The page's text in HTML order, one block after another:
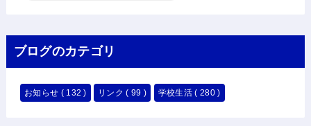
ブログのカテゴリ
お知らせ ( 132 ) リンク( 99 ) 学校生活( 280 )